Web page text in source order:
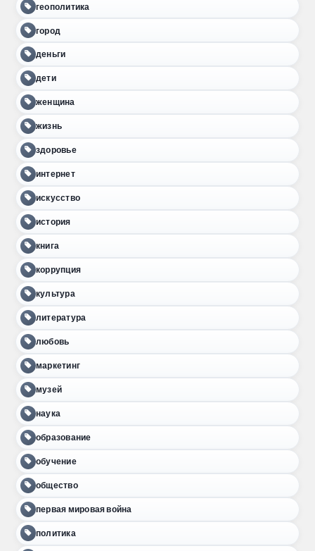
геополитика
город
деньги
дети
женщина
жизнь
здоровье
интернет
искусство
история
книга
коррупция
культура
литература
любовь
маркетинг
музей
наука
образование
обучение
общество
первая мировая война
политика